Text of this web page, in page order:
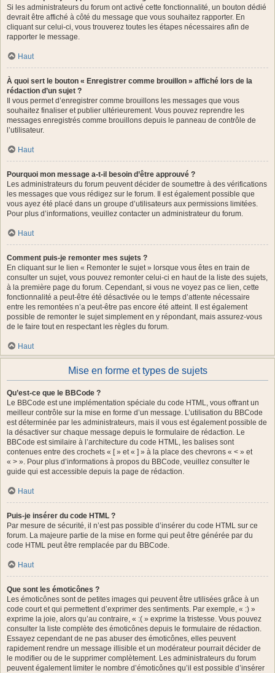
Si les administrateurs du forum ont activé cette fonctionnalité, un bouton dédié
devrait être affiché à côté du message que vous souhaitez rapporter. En
cliquant sur celui-ci, vous trouverez toutes les étapes nécessaires afin de
rapporter le message.
Haut
À quoi sert le bouton « Enregistrer comme brouillon » affiché lors de la
rédaction d’un sujet ?
Il vous permet d’enregistrer comme brouillons les messages que vous
souhaitez finaliser et publier ultérieurement. Vous pouvez reprendre les
messages enregistrés comme brouillons depuis le panneau de contrôle de
l’utilisateur.
Haut
Pourquoi mon message a-t-il besoin d’être approuvé ?
Les administrateurs du forum peuvent décider de soumettre à des vérifications
les messages que vous rédigez sur le forum. Il est également possible que
vous ayez été placé dans un groupe d’utilisateurs aux permissions limitées.
Pour plus d’informations, veuillez contacter un administrateur du forum.
Haut
Comment puis-je remonter mes sujets ?
En cliquant sur le lien « Remonter le sujet » lorsque vous êtes en train de
consulter un sujet, vous pouvez remonter celui-ci en haut de la liste des sujets,
à la première page du forum. Cependant, si vous ne voyez pas ce lien, cette
fonctionnalité a peut-être été désactivée ou le temps d’attente nécessaire
entre les remontées n’a peut-être pas encore été atteint. Il est également
possible de remonter le sujet simplement en y répondant, mais assurez-vous
de le faire tout en respectant les règles du forum.
Haut
Mise en forme et types de sujets
Qu’est-ce que le BBCode ?
Le BBCode est une implémentation spéciale du code HTML, vous offrant un
meilleur contrôle sur la mise en forme d’un message. L’utilisation du BBCode
est déterminée par les administrateurs, mais il vous est également possible de
la désactiver sur chaque message depuis le formulaire de rédaction. Le
BBCode est similaire à l’architecture du code HTML, les balises sont
contenues entre des crochets « [ » et « ] » à la place des chevrons « < » et
« > ». Pour plus d’informations à propos du BBCode, veuillez consulter le
guide qui est accessible depuis la page de rédaction.
Haut
Puis-je insérer du code HTML ?
Par mesure de sécurité, il n’est pas possible d’insérer du code HTML sur ce
forum. La majeure partie de la mise en forme qui peut être générée par du
code HTML peut être remplacée par du BBCode.
Haut
Que sont les émoticônes ?
Les émoticônes sont de petites images qui peuvent être utilisées grâce à un
code court et qui permettent d’exprimer des sentiments. Par exemple, « :) »
exprime la joie, alors qu’au contraire, « :( » exprime la tristesse. Vous pouvez
consulter la liste complète des émoticônes depuis le formulaire de rédaction.
Essayez cependant de ne pas abuser des émoticônes, elles peuvent
rapidement rendre un message illisible et un modérateur pourrait décider de
le modifier ou de le supprimer complètement. Les administrateurs du forum
peuvent également limiter le nombre d’émoticônes qu’il est possible d’insérer